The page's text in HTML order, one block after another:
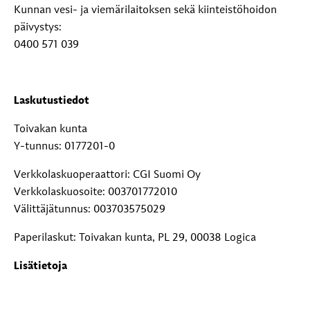
Kunnan vesi- ja viemärilaitoksen sekä kiinteistöhoidon
päivystys:
0400 571 039
Laskutustiedot
Toivakan kunta
Y-tunnus: 0177201-0
Verkkolaskuoperaattori: CGI Suomi Oy
Verkkolaskuosoite: 003701772010
Välittäjätunnus: 003703575029
Paperilaskut: Toivakan kunta, PL 29, 00038 Logica
Lisätietoja